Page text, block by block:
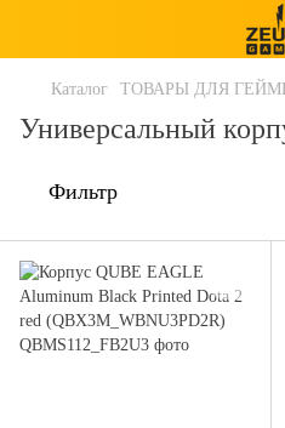
Каталог ТОВАРЫ ДЛЯ
Универсальный
Фильтр